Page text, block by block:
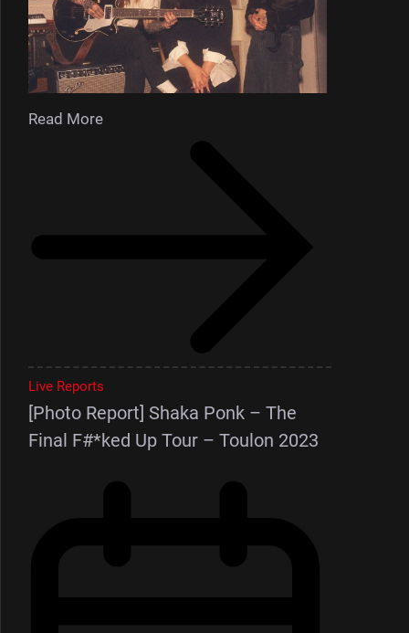
Read More
Live Reports
[Photo Report] Shaka Ponk – The
Final F#*ked Up Tour – Toulon 2023